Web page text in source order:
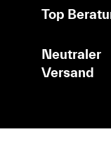
Top
Neutraler
Versand